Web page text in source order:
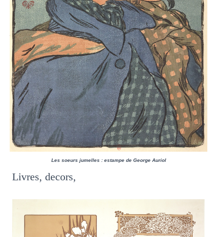
Les soeurs jumelles : estampe de George Auriol
Livres, decors,